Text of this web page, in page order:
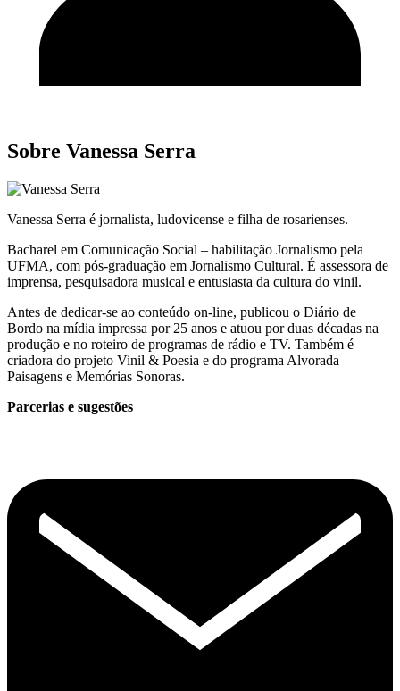
Sobre Vanessa Serra
Vanessa Serra é jornalista, ludovicense e filha de rosarienses.
Bacharel em Comunicação Social – habilitação Jornalismo pela
UFMA, com pós-graduação em Jornalismo Cultural. É assessora de
imprensa, pesquisadora musical e entusiasta da cultura do vinil.
Antes de dedicar-se ao conteúdo on-line, publicou o Diário de
Bordo na mídia impressa por 25 anos e atuou por duas décadas na
produção e no roteiro de programas de rádio e TV. Também é
criadora do projeto Vinil & Poesia e do programa Alvorada –
Paisagens e Memórias Sonoras.
Parcerias e sugestões